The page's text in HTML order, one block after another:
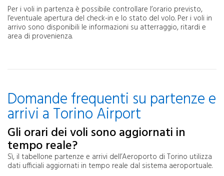
Per i voli in partenza è possibile controllare l’orario previsto,
l’eventuale apertura del check-in e lo stato del volo. Per i voli in
arrivo sono disponibili le informazioni su atterraggio, ritardi e
area di provenienza.
Domande frequenti su partenze e
arrivi a Torino Airport
Gli orari dei voli sono aggiornati in
tempo reale?
Sì, il tabellone partenze e arrivi dell’Aeroporto di Torino utilizza
dati ufficiali aggiornati in tempo reale dal sistema aeroportuale.